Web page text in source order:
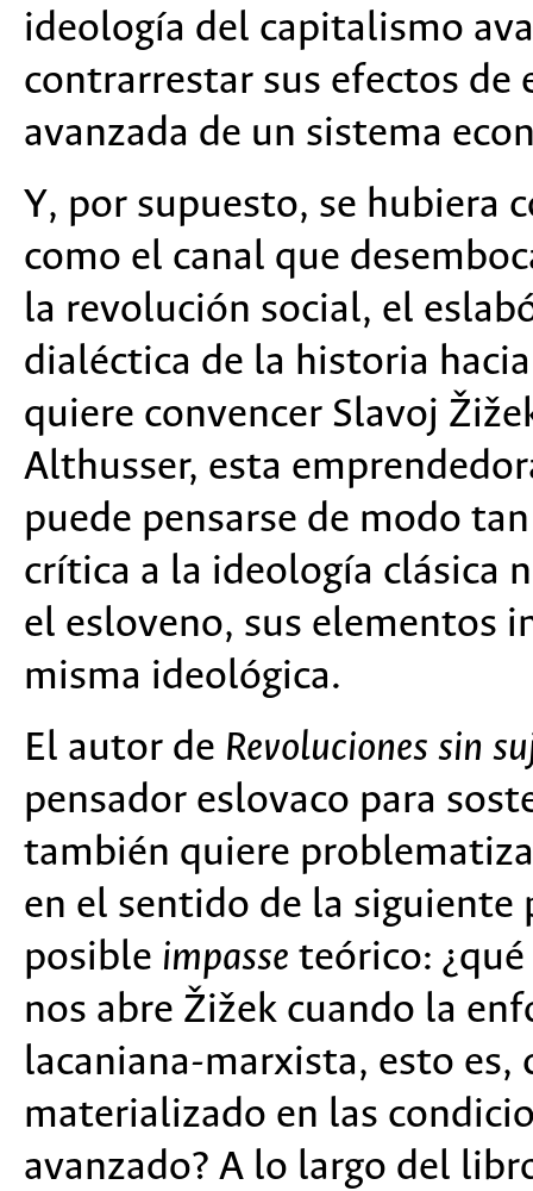
ideología del capitalismo
contrarrestar sus efectos
avanzada de un sistema
Y, por supuesto, se hubiera
como el canal que
la revolución social, el
dialéctica de la historia
quiere convencer Slavoj
Althusser, esta
puede pensarse de modo
crítica a la ideología clásica
el esloveno, sus elementos
misma ideológica.
El autor de Revoluciones sin
pensador eslovaco para
también quiere
en el sentido de la siguiente
posible impasse teórico:
nos abre Žižek cuando la
lacaniana-marxista, esto
materializado en las
avanzado? A lo largo del